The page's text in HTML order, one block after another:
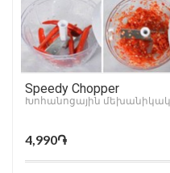
Speedy Chopper
Խոհանոցային
4,990֏